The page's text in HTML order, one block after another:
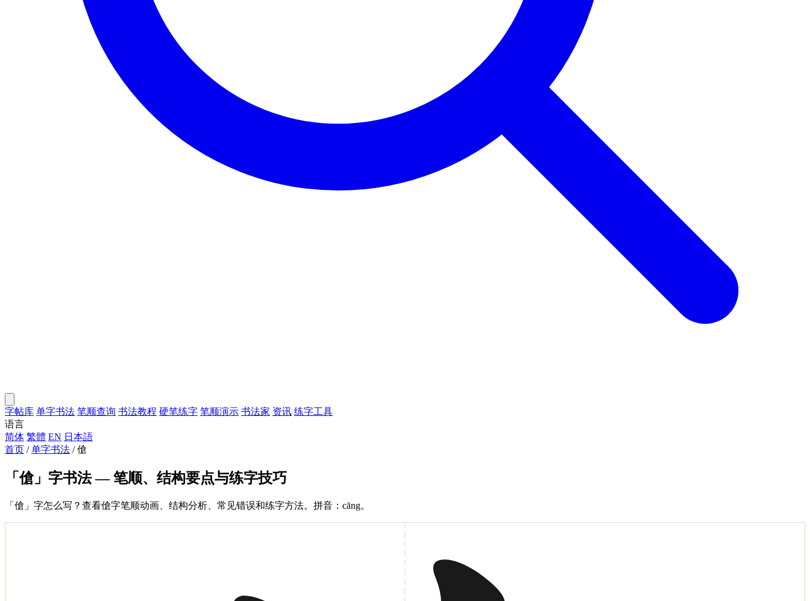
字帖库 单字书法 笔顺查询 书法教程 硬笔练字 笔顺演示 书法家 资讯 练字工具
语言
简体 繁體 EN 日本語
首页 / 单字书法 / 傖
「傖」字书法 — 笔顺、结构要点与练字技巧
「傖」字怎么写？查看傖字笔顺动画、结构分析、常见错误和练字方法。拼音：cāng。